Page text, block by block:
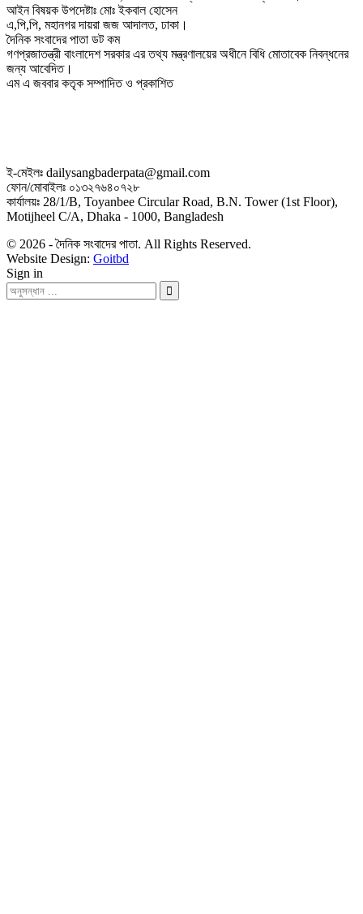
আইন বিষয়ক উপদেষ্টাঃ মোঃ ইকবাল হোসেন
এ,পি,পি, মহানগর দায়রা জজ আদালত, ঢাকা।
দৈনিক সংবাদের পাতা ডট কম
গণপ্রজাতন্ত্রী বাংলাদেশ সরকার এর তথ্য মন্ত্রণালয়ের অধীনে বিধি মোতাবেক নিবন্ধনের
জন্য আবেদিত।
এম এ জববার কতৃক সম্পাদিত ও প্রকাশিত
ই-মেইলঃ dailysangbaderpata@gmail.com
ফোন/মোবাইলঃ ০১৩২৭৬৪০৭২৮
কার্যালয়ঃ 28/1/B, Toyanbee Circular Road, B.N. Tower (1st Floor),
Motijheel C/A, Dhaka - 1000, Bangladesh
© 2026 - দৈনিক সংবাদের পাতা. All Rights Reserved.
Website Design: Goitbd
Sign in